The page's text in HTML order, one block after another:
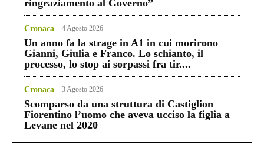
ringraziamento al Governo”
Cronaca 4 Agosto 2026
Un anno fa la strage in A1 in cui morirono
Gianni, Giulia e Franco. Lo schianto, il
processo, lo stop ai sorpassi fra tir....
Cronaca 3 Agosto 2026
Scomparso da una struttura di Castiglion
Fiorentino l’uomo che aveva ucciso la figlia a
Levane nel 2020